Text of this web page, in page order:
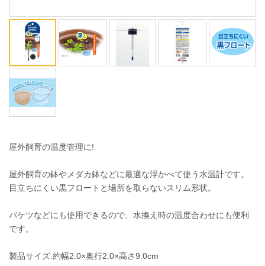
ENGLISH 中文
屋外飼育の温度管理に!
屋外飼育の鉢やメダカ鉢などに最適な浮かべて使う水温計です。
目立ちにくい黒フロートと場所を取らないスリム形状。
バケツなどにも使用できるので、水換え時の温度合わせにも便利
です。
製品サイズ:約幅2.0×奥行2.0×高さ9.0cm